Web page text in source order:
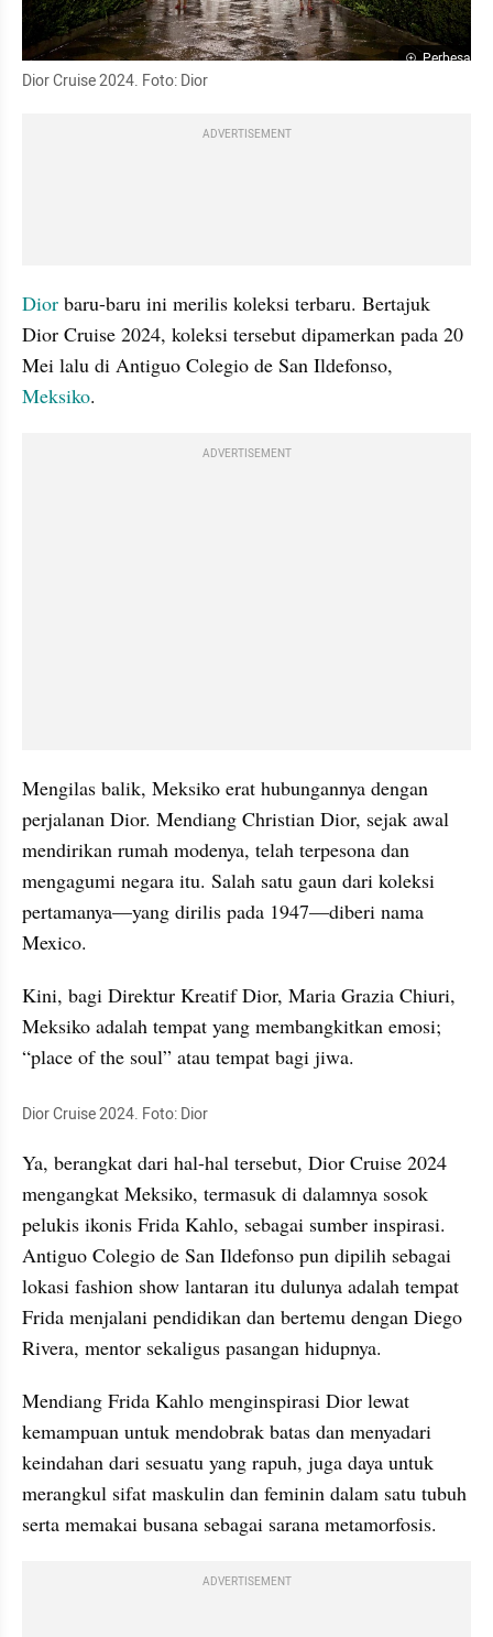
Perbesar
Dior Cruise 2024. Foto: Dior
ADVERTISEMENT
Dior baru-baru ini merilis koleksi terbaru. Bertajuk
Dior Cruise 2024, koleksi tersebut dipamerkan pada 20
Meksiko.
ADVERTISEMENT
Mengilas balik, Meksiko erat hubungannya dengan
perjalanan Dior. Mendiang Christian Dior, sejak awal
mendirikan rumah modenya, telah terpesona dan
mengagumi negara itu. Salah satu gaun dari koleksi
pertamanya—yang dirilis pada 1947—diberi nama
Mexico.
Kini, bagi Direktur Kreatif Dior, Maria Grazia Chiuri,
Meksiko adalah tempat yang membangkitkan emosi;
“place of the soul” atau tempat bagi jiwa.
Dior Cruise 2024. Foto: Dior
Ya, berangkat dari hal-hal tersebut, Dior Cruise 2024
mengangkat Meksiko, termasuk di dalamnya sosok
pelukis ikonis Frida Kahlo, sebagai sumber inspirasi.
Antiguo Colegio de San Ildefonso pun dipilih sebagai
lokasi fashion show lantaran itu dulunya adalah tempat
Frida menjalani pendidikan dan bertemu dengan Diego
Rivera, mentor sekaligus pasangan hidupnya.
Mendiang Frida Kahlo menginspirasi Dior lewat
kemampuan untuk mendobrak batas dan menyadari
keindahan dari sesuatu yang rapuh, juga daya untuk
merangkul sifat maskulin dan feminin dalam satu tubuh
serta memakai busana sebagai sarana metamorfosis.
ADVERTISEMENT